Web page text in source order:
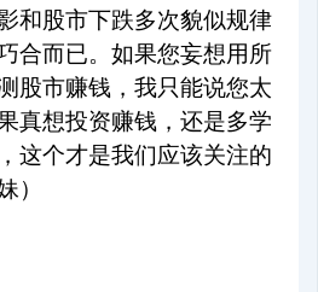
和股市下跌多次貌似规律
合而已。如果您妄想用所
股市赚钱，我只能说您太
真想投资赚钱，还是多学
这个才是我们应该关注的
）